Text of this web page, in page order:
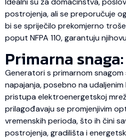
postrojenja, ali se preporučuje
bi se spriječilo prekomjerno
poput NFPA 110, garantuju
Primarna snaga:
Generatori s primarnom snagom
napajanja, posebno na
pristupa elektroenergetskoj
prilagođavaju se promjenjivim
vremenskih perioda, što ih čini
postrojenja, gradilišta i